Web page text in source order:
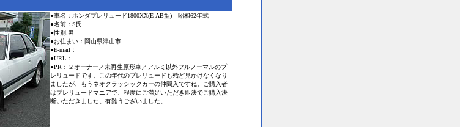
●車名：ホンダプレリュード1800XX(E-AB型) 昭和62年式
●名前：S氏
●性別:男
●お住まい：岡山県津山市
●E-mail：
●URL：
●PR：２オーナー／未再生原形車／アルミ以外フルノーマルのプ
レリュードです。この年代のプレリュードも殆ど見かけなくなり
ましたが、もうネオクラッシックカーの仲間入ですね。ご購入者
はプレリュードマニアで、程度にご満足いただき即決でご購入決
断いただきました。有難うございました。